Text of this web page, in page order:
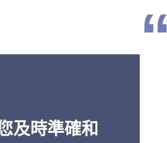
二的。」
及時準確和
“